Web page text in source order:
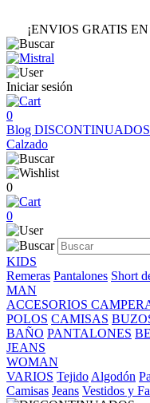
¡ENVIOS GRATIS
Iniciar sesión
0
Blog DISCONTINUADOS
Calzado
0
0
KIDS
Remeras Pantalones Short
MAN
ACCESORIOS
POLOS CAMISAS
BAÑO PANTALONES
JEANS
WOMAN
VARIOS Tejido Algodón
Camisas Jeans Vestidos y